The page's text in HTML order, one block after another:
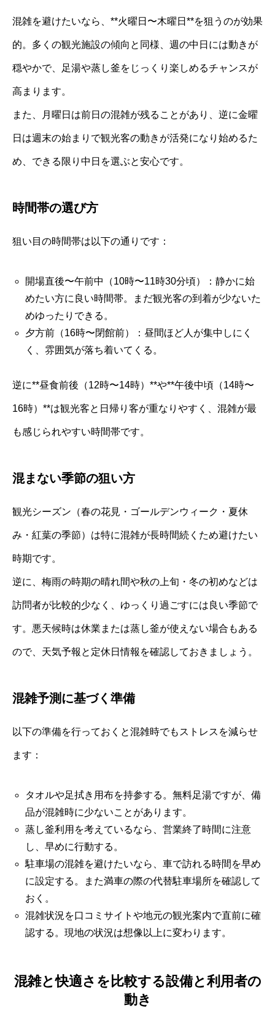
混雑を避けたいなら、**火曜日〜木曜日**を狙うのが効果
的。多くの観光施設の傾向と同様、週の中日には動きが
穏やかで、足湯や蒸し釜をじっくり楽しめるチャンスが
高まります。
また、月曜日は前日の混雑が残ることがあり、逆に金曜
日は週末の始まりで観光客の動きが活発になり始めるた
め、できる限り中日を選ぶと安心です。
時間帯の選び方
狙い目の時間帯は以下の通りです：
開場直後〜午前中（10時〜11時30分頃）：静かに始
めたい方に良い時間帯。まだ観光客の到着が少ないた
めゆったりできる。
夕方前（16時〜閉館前）：昼間ほど人が集中しにく
く、雰囲気が落ち着いてくる。
逆に**昼食前後（12時〜14時）**や**午後中頃（14時〜
16時）**は観光客と日帰り客が重なりやすく、混雑が最
も感じられやすい時間帯です。
混まない季節の狙い方
観光シーズン（春の花見・ゴールデンウィーク・夏休
み・紅葉の季節）は特に混雑が長時間続くため避けたい
時期です。
逆に、梅雨の時期の晴れ間や秋の上旬・冬の初めなどは
訪問者が比較的少なく、ゆっくり過ごすには良い季節で
す。悪天候時は休業または蒸し釜が使えない場合もある
ので、天気予報と定休日情報を確認しておきましょう。
混雑予測に基づく準備
以下の準備を行っておくと混雑時でもストレスを減らせ
ます：
タオルや足拭き用布を持参する。無料足湯ですが、備
品が混雑時に少ないことがあります。
蒸し釜利用を考えているなら、営業終了時間に注意
し、早めに行動する。
駐車場の混雑を避けたいなら、車で訪れる時間を早め
に設定する。また満車の際の代替駐車場所を確認して
おく。
混雑状況を口コミサイトや地元の観光案内で直前に確
認する。現地の状況は想像以上に変わります。
混雑と快適さを比較する設備と利用者の
動き